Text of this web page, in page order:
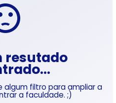
resutado
algum filtro para ampliar a
a faculdade. ;)